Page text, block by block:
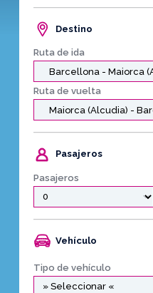
Destino
Ruta de ida
Ruta de vuelta
Pasajeros
Pasajeros
Vehículo
Tipo de vehículo